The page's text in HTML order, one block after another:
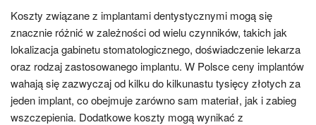
Koszty związane z implantami dentystycznymi mogą się
znacznie różnić w zależności od wielu czynników, takich jak
lokalizacja gabinetu stomatologicznego, doświadczenie lekarza
oraz rodzaj zastosowanego implantu. W Polsce ceny implantów
wahają się zazwyczaj od kilku do kilkunastu tysięcy złotych za
jeden implant, co obejmuje zarówno sam materiał, jak i zabieg
wszczepienia. Dodatkowe koszty mogą wynikać z